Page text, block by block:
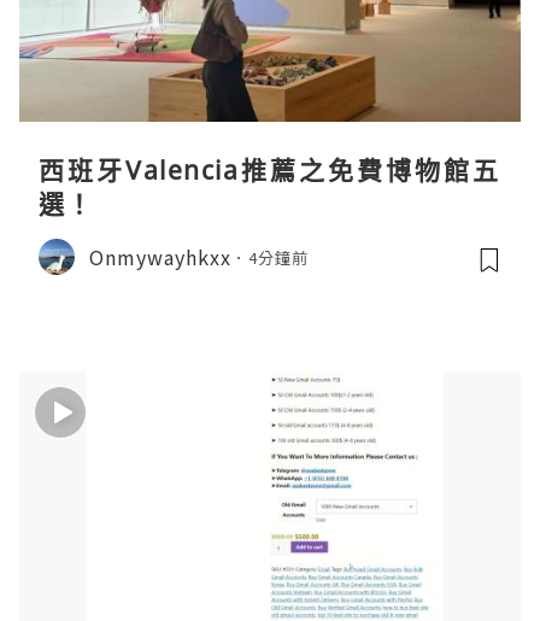
西班牙Valencia推薦之免費博物館五
選！
Onmywayhkxx 4分鐘前